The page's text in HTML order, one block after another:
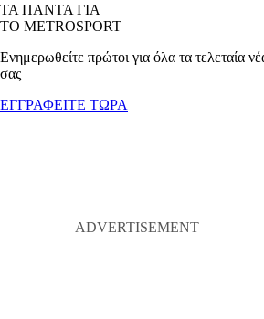
ΤΑ ΠΑΝΤΑ ΓΙΑ
ΤΟ METROSPORT
Ενημερωθείτε πρώτοι για όλα τα τελεταία
σας
ΕΓΓΡΑΦΕΙΤΕ ΤΩΡΑ